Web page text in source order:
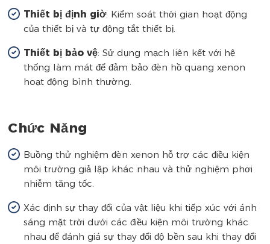
Thiết bị định giờ: Kiểm soát thời gian hoạt động
của thiết bị và tự động tắt thiết bị.
Thiết bị bảo vệ: Sử dụng mạch liên kết với hệ
thống làm mát để đảm bảo đèn hồ quang xenon
hoạt động bình thường.
Chức Năng
Buồng thử nghiệm đèn xenon hỗ trợ các điều kiện
môi trường giả lập khác nhau và thử nghiệm phơi
nhiễm tăng tốc.
Xác định sự thay đổi của vật liệu khi tiếp xúc với ánh
sáng mặt trời dưới các điều kiện môi trường khác
nhau để đánh giá sự thay đổi độ bền sau khi thay đổi